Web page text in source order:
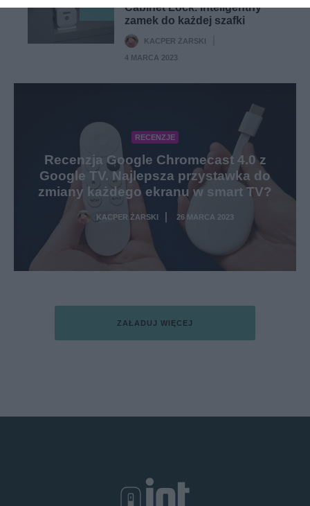
Cabinet Lock. Inteligentny
zamek do każdej szafki
KACPER ŻARSKI
4 MARCA 2023
RECENZJE
Recenzja Google Chromecast 4.0 z
Google TV. Najlepsza przystawka do
zmiany każdego ekranu w smart TV?
KACPER ŻARSKI 26 MARCA 2023
ZAŁADUJ WIĘCEJ